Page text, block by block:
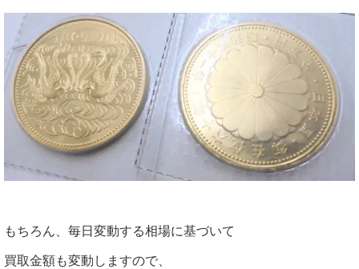
もちろん、毎日変動する相場に基づいて
買取金額も変動しますので、